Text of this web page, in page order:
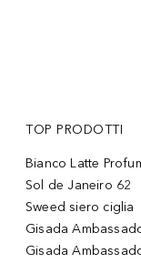
TOP PRODOTTI
Bianco Latte
Sol de Janeiro 62
Sweed siero ciglia
Gisada
Gisada